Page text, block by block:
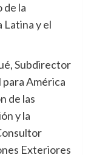
la
Latina y el
Subdirector
América
de las
y la
Exteriores